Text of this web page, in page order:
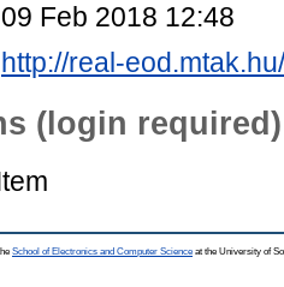
09 Feb 2018 12:48
http://real-
(login required)
School of Electronics and Computer Science at the University of